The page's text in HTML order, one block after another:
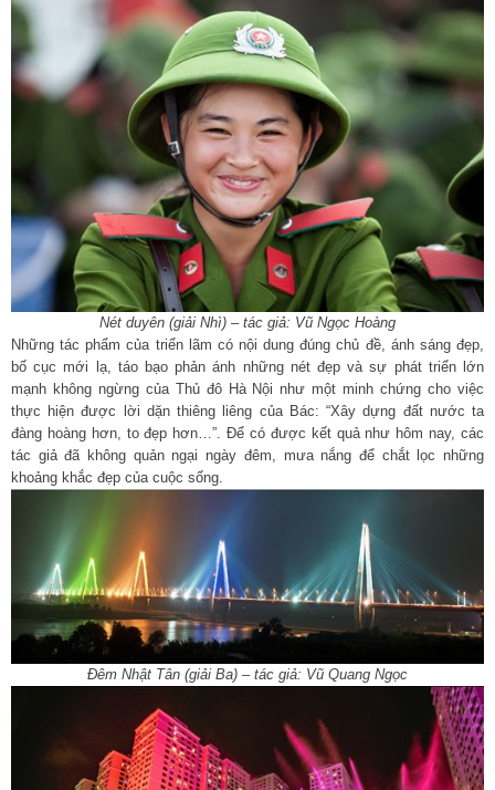
Nét duyên (giải Nhì) – tác giả: Vũ Ngọc Hoàng
Những tác phẩm của triển lãm có nội dung đúng chủ đề, ánh sáng đẹp,
bố cục mới lạ, táo bạo phản ánh những nét đẹp và sự phát triển lớn
mạnh không ngừng của Thủ đô Hà Nội như một minh chứng cho việc
thực hiện được lời dặn thiêng liêng của Bác: “Xây dựng đất nước ta
đàng hoàng hơn, to đẹp hơn…”. Để có được kết quả như hôm nay, các
tác giả đã không quản ngại ngày đêm, mưa nắng để chắt lọc những
khoảng khắc đẹp của cuộc sống.
Đêm Nhật Tân (giải Ba) – tác giả: Vũ Quang Ngọc